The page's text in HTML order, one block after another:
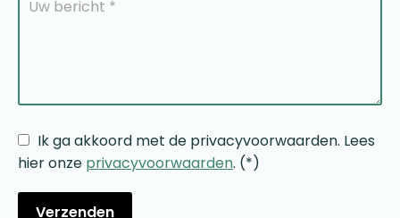
Ik ga akkoord met de privacyvoorwaarden. Lees
hier onze privacyvoorwaarden. (*)